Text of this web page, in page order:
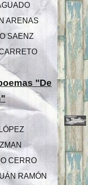
ARENAS
SAENZ
"De
CERRO
RAMÓN